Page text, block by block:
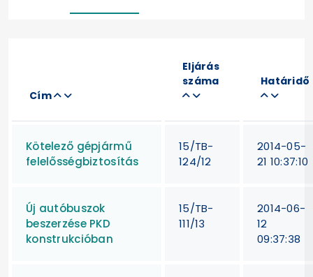
Cím
Eljárás
száma
Határidő
Kötelező gépjármű
felelősségbiztosítás
15/TB-
124/12
2014-05-
21 10:37:10
Új autóbuszok
beszerzése PKD
konstrukcióban
15/TB-
111/13
2014-06-
12
09:37:38